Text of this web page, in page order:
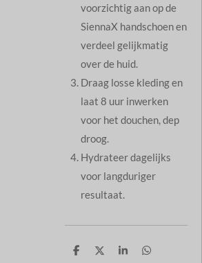
voorzichtig aan op de
SiennaX handschoen en
verdeel gelijkmatig
over de huid.
Draag losse kleding en
laat 8 uur inwerken
voor het douchen, dep
droog.
Hydrateer dagelijks
voor langduriger
resultaat.
D
D
S
D